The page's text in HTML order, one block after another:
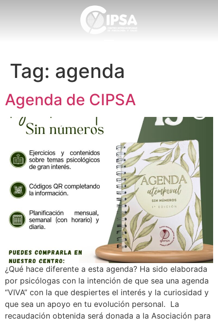
Tag: agenda
Agenda de CIPSA
¿Qué hace diferente a esta agenda? Ha sido elaborada
por psicólogas con la intención de que sea una agenda
“VIVA” con la que despiertes el interés y la curiosidad y
que sea un apoyo en tu evolución personal. La
recaudación obtenida será donada a la Asociación para